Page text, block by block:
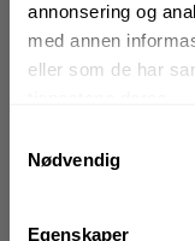
annonsering og
med annen
eller som de har
Nødvendig
Egenskaper
Logg inn eller